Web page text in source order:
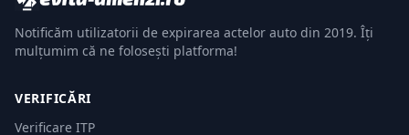
Notificăm utilizatorii de expirarea actelor auto din 2019. Îți
mulțumim că ne folosești platforma!
VERIFICĂRI
Verificare ITP